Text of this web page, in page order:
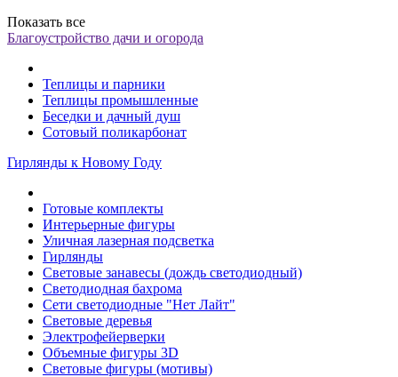
Показать все
Благоустройство дачи и огорода
Теплицы и парники
Теплицы промышленные
Беседки и дачный душ
Сотовый поликарбонат
Гирлянды к Новому Году
Готовые комплекты
Интерьерные фигуры
Уличная лазерная подсветка
Гирлянды
Световые занавесы (дождь светодиодный)
Светодиодная бахрома
Сети светодиодные "Нет Лайт"
Световые деревья
Электрофейерверки
Объемные фигуры 3D
Световые фигуры (мотивы)